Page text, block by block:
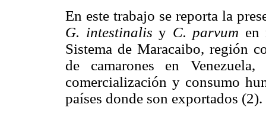
En este trabajo se reporta la
G. intestinalis y C. parvum en
Sistema de Maracaibo, región
de camarones en
comercialización y consumo
países donde son exportados (2).